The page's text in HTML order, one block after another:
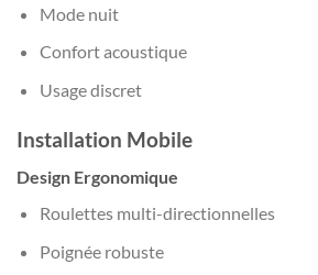
Mode nuit
Confort acoustique
Usage discret
Installation Mobile
Design Ergonomique
Roulettes multi-directionnelles
Poignée robuste